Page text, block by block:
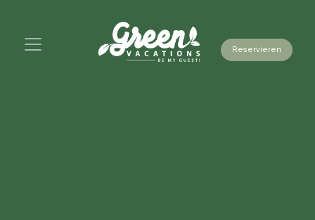
Reservieren